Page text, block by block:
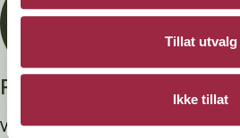
Tillat utvalg
Ikke tillat
Privatperson?
Vi selger ingen varer direkte til